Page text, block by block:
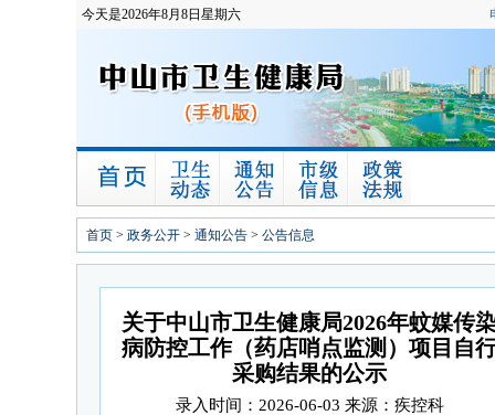
今天是2026年8月8日星期六
首页 > 政务公开 > 通知公告 > 公告信息
关于中山市卫生健康局2026年蚊媒传
病防控工作（药店哨点监测）项目自
采购结果的公示
录入时间：2026-06-03 来源：疾控科